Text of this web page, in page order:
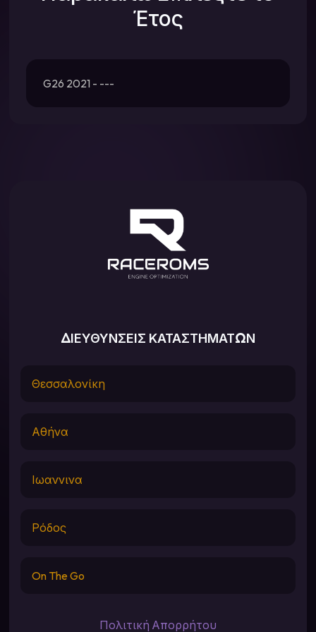
Έτος
G26 2021 - ---
ΔΙΕΥΘΥΝΣΕΙΣ ΚΑΤΑΣΤΗΜΑΤΩΝ
Θεσσαλονίκη
Αθήνα
Ιωαννινα
Ρόδος
On The Go
Πολιτική Απορρήτου